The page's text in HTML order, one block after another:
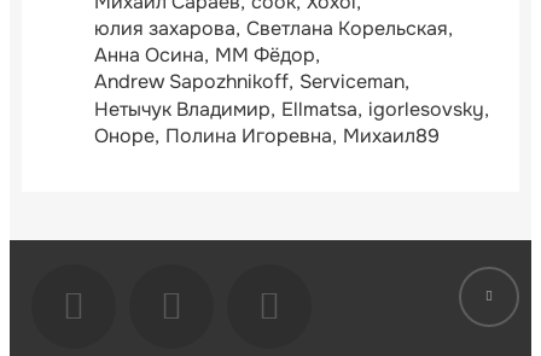
юлия захарова Светлана Корельская
Анна Осина ММ Фёдор
Andrew Sapozhnikoff Serviceman
Нетычук Владимир Ellmatsa igorlesovsky
Оноре Полина Игоревна Михаил89